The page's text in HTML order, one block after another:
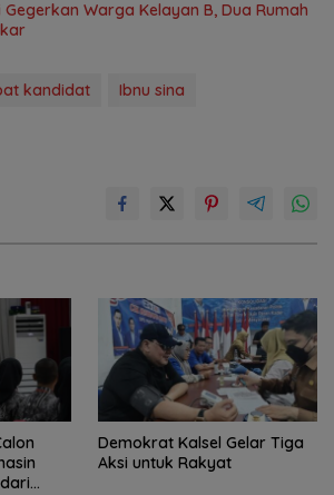
Warga Kelayan B, Dua Rumah
kandidat
Ibnu sina
Demokrat Kalsel Gelar Tiga
Aksi untuk Rakyat